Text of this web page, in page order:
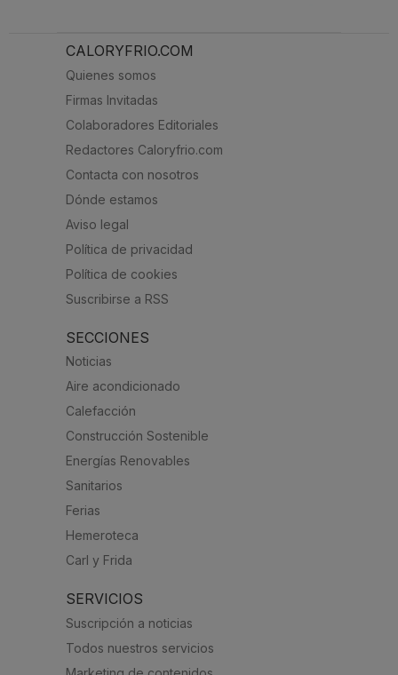
CALORYFRIO.COM
Quienes somos
Firmas Invitadas
Colaboradores Editoriales
Redactores Caloryfrio.com
Contacta con nosotros
Dónde estamos
Aviso legal
Política de privacidad
Política de cookies
Suscribirse a RSS
SECCIONES
Noticias
Aire acondicionado
Calefacción
Construcción Sostenible
Energías Renovables
Sanitarios
Ferias
Hemeroteca
Carl y Frida
SERVICIOS
Suscripción a noticias
Todos nuestros servicios